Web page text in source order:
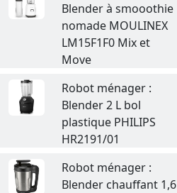
Blender à smooothie
nomade MOULINEX
LM15F1F0 Mix et
Move
Robot ménager :
Blender 2 L bol
plastique PHILIPS
HR2191/01
Robot ménager :
Blender chauffant 1,6